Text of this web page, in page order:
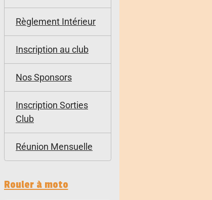
Règlement Intérieur
Inscription au club
Nos Sponsors
Inscription Sorties
Club
Réunion Mensuelle
Rouler à moto